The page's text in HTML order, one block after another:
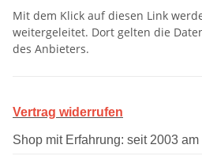
Mit dem Klick auf diesen Link
weitergeleitet. Dort gelten die
des Anbieters.
Vertrag widerrufen
Shop mit Erfahrung: seit 2003 am